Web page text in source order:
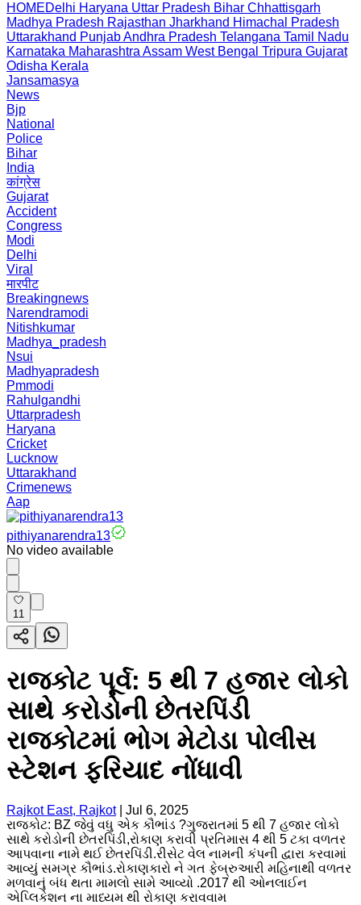
HOMEDelhi Haryana Uttar Pradesh Bihar Chhattisgarh
Madhya Pradesh Rajasthan Jharkhand Himachal Pradesh
Uttarakhand PunjabAndhra Pradesh Telangana Tamil Nadu
Karnataka Maharashtra Assam West Bengal Tripura Gujarat
Odisha Kerala
Jansamasya
News
Bjp
National
Police
Bihar
India
कांग्रेस
Gujarat
Accident
Congress
Modi
Delhi
Viral
मारपीट
Breakingnews
Narendramodi
Nitishkumar
Madhya_pradesh
Nsui
Madhyapradesh
Pmmodi
Rahulgandhi
Uttarpradesh
Haryana
Cricket
Lucknow
Uttarakhand
Crimenews
Aap
pithiyanarendra13
No video available
11
રાજકોટ પૂર્વ: 5 થી 7 હજાર લોકો
સાથે કરોડોની છેતરપિંડી
રાજકોટમાં ભોગ મેટોડા પોલીસ
સ્ટેશન ફરિયાદ નોંધાવી
Rajkot East, Rajkot| Jul 6, 2025
રાજકોટ: BZ જેવું વધુ એક કૌભાંડ ?ગુજરાતમાં 5 થી 7 હજાર લોકો
સાથે કરોડોની છેતરપિંડી,રોકાણ કરાવી પ્રતિમાસ 4 થી 5 ટકા વળતર
આપવાના નામે થઈ છેતરપિંડી.રીસેટ વેલ નામની કંપની દ્વારા કરવામાં
આવ્યું સમગ્ર કૌભાંડ.રોકાણકારો ને ગત ફેબ્રુઆરી મહિનાથી વળતર
મળવાનું બંધ થતા મામલો સામે આવ્યો .2017 થી ઓનલાઈન
એપ્લિકેશન ના માધ્યમ થી રોકાણ કરાવવામ